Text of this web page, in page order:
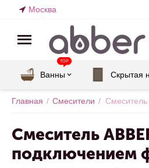
Москва
Ванны
TOP
Скрытая
Главная / Смесители / Смеситель
Смеситель
подключением